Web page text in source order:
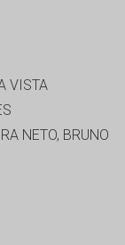
VISTA
NETO, BRUNO